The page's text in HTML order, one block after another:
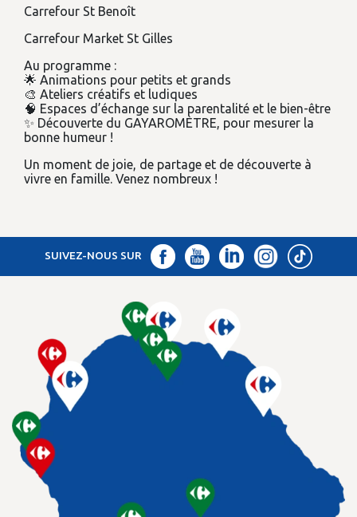
Carrefour St Benoît
Carrefour Market St Gilles
Au programme :
🌟 Animations pour petits et grands
🎨 Ateliers créatifs et ludiques
🧠 Espaces d’échange sur la parentalité et le bien-être
✨ Découverte du GAYAROMÈTRE, pour mesurer la
bonne humeur !
Un moment de joie, de partage et de découverte à
vivre en famille. Venez nombreux !
SUIVEZ-NOUS SUR